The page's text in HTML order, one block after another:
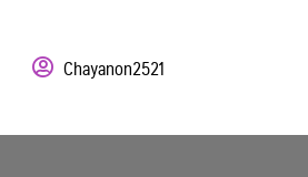
Chayanon2521